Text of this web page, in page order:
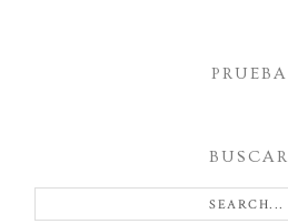
PRUEBA
BUSCAR